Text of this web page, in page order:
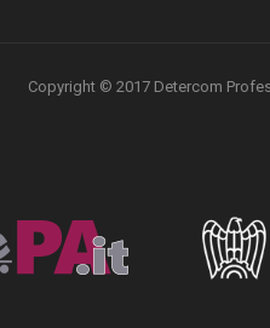
Copyright © 2017 Detercom